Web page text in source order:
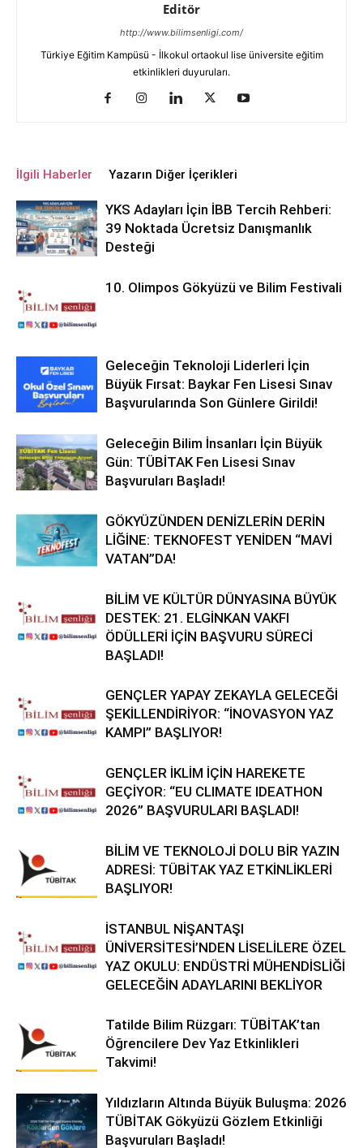
Editör
http://www.bilimsenligi.com/
Türkiye Eğitim Kampüsü - İlkokul ortaokul lise üniversite eğitim
etkinlikleri duyuruları.
İlgili Haberler Yazarın Diğer İçerikleri
YKS Adayları İçin İBB Tercih Rehberi:
39 Noktada Ücretsiz Danışmanlık
Desteği
10. Olimpos Gökyüzü ve Bilim Festivali
Geleceğin Teknoloji Liderleri İçin
Büyük Fırsat: Baykar Fen Lisesi Sınav
Başvurularında Son Günlere Girildi!
Geleceğin Bilim İnsanları İçin Büyük
Gün: TÜBİTAK Fen Lisesi Sınav
Başvuruları Başladı!
GÖKYÜZÜNDEN DENİZLERİN DERİN
LİĞİNE: TEKNOFEST YENİDEN “MAVİ
VATAN”DA!
BİLİM VE KÜLTÜR DÜNYASINA BÜYÜK
DESTEK: 21. ELGİNKAN VAKFI
ÖDÜLLERİ İÇİN BAŞVURU SÜRECİ
BAŞLADI!
GENÇLER YAPAY ZEKAYLA GELECEĞİ
ŞEKİLLENDİRİYOR: “İNOVASYON YAZ
KAMPI” BAŞLIYOR!
GENÇLER İKLİM İÇİN HAREKETE
GEÇİYOR: “EU CLIMATE IDEATHON
2026” BAŞVURULARI BAŞLADI!
BİLİM VE TEKNOLOJİ DOLU BİR YAZIN
ADRESİ: TÜBİTAK YAZ ETKİNLİKLERİ
BAŞLIYOR!
İSTANBUL NİŞANTAŞI
ÜNİVERSİTESİ’NDEN LİSELİLERE ÖZEL
YAZ OKULU: ENDÜSTRİ MÜHENDİSLİĞİ
GELECEĞİN ADAYLARINI BEKLİYOR
Tatilde Bilim Rüzgarı: TÜBİTAK’tan
Öğrencilere Dev Yaz Etkinlikleri
Takvimi!
Yıldızların Altında Büyük Buluşma: 2026
TÜBİTAK Gökyüzü Gözlem Etkinliği
Başvuruları Başladı!